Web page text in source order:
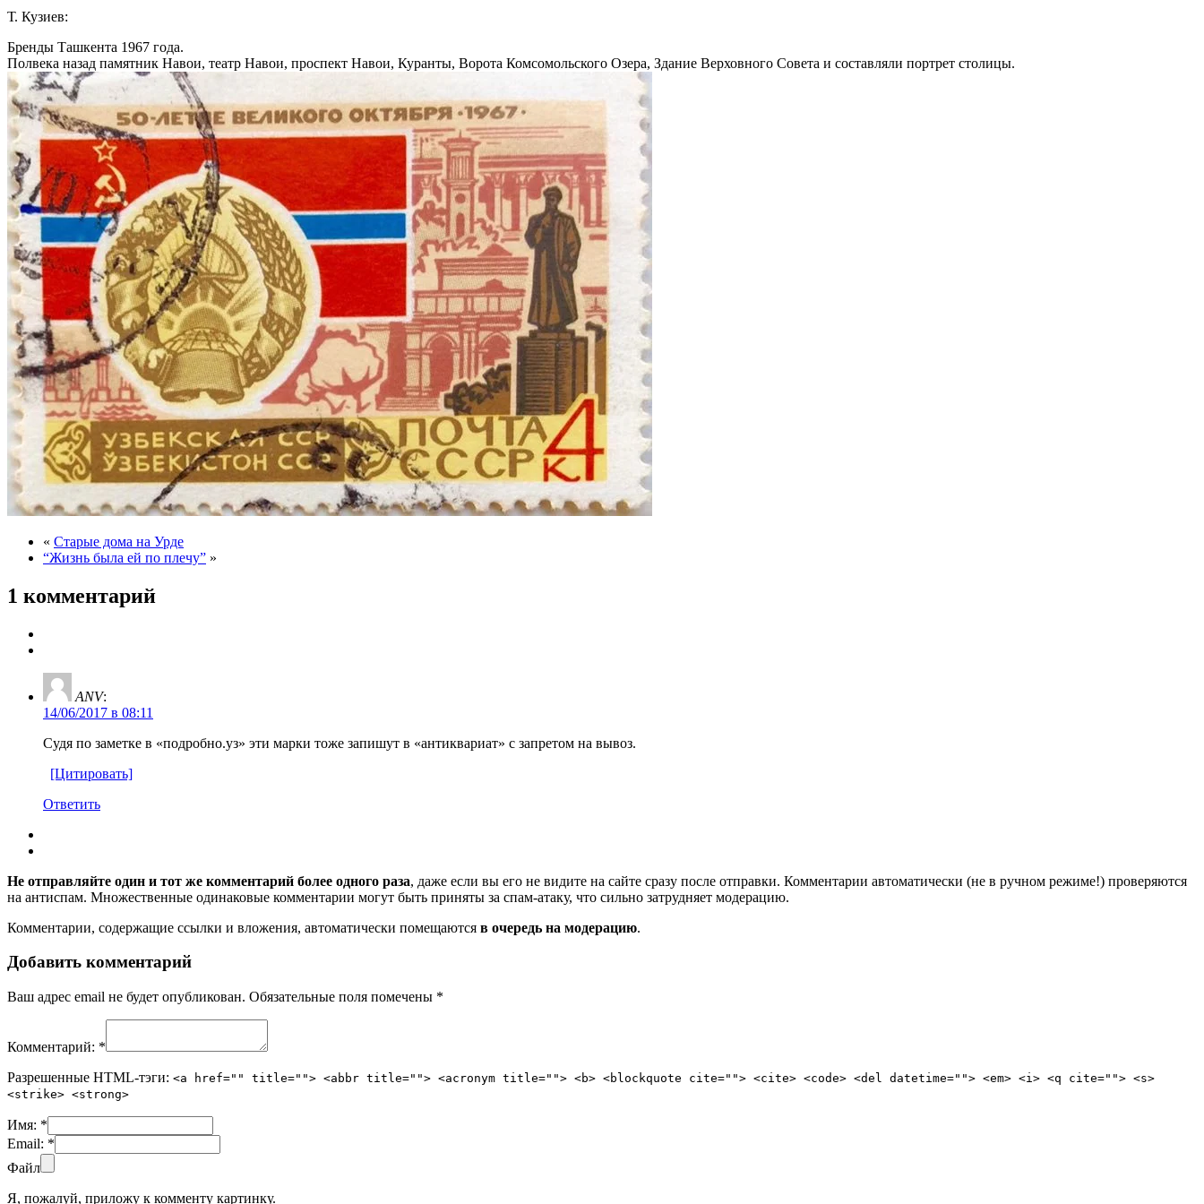
Т. Кузиев:
Бренды Ташкента 1967 года.
Полвека назад памятник Навои, театр Навои, проспект Навои, Куранты, Ворота Комсомольского Озера, Здание Верховного Совета и составляли портрет столицы.
« Старые дома на Урде
“Жизнь была ей по плечу” »
1 комментарий
ANV:
14/06/2017 в 08:11
Судя по заметке в «подробно.уз» эти марки тоже запишут в «антиквариат» с запретом на вывоз.
[Цитировать]
Ответить
Не отправляйте один и тот же комментарий более одного раза, даже если вы его не видите на сайте сразу после отправки. Комментарии автоматически (не в ручном режиме!) проверяются
на антиспам. Множественные одинаковые комментарии могут быть приняты за спам-атаку, что сильно затрудняет модерацию.
Комментарии, содержащие ссылки и вложения, автоматически помещаются в очередь на модерацию.
Добавить комментарий
Ваш адрес email не будет опубликован. Обязательные поля помечены *
Комментарий: *
Разрешенные HTML-тэги: <a href="" title=""> <abbr title=""> <acronym title=""> <b> <blockquote cite=""> <cite> <code> <del datetime=""> <em> <i> <q cite=""> <s>
<strike> <strong>
Имя: *
Email: *
Файл
Я, пожалуй, приложу к комменту картинку.